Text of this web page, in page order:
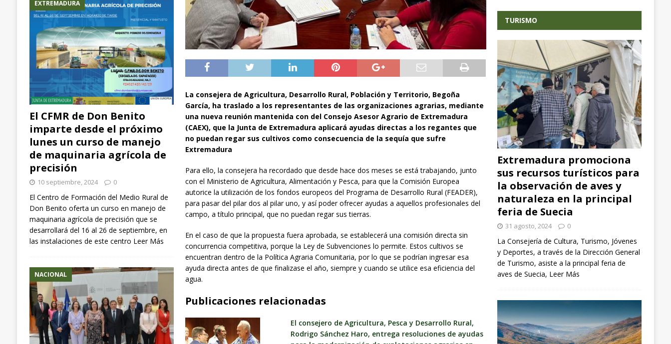
La consejera de Agricultura, Desarrollo Rural, Población y Territorio, Begoña
García, ha traslado a los representantes de las organizaciones agrarias, mediante
una nueva reunión mantenida con del Consejo Asesor Agrario de Extremadura
(CAEX), que la Junta de Extremadura aplicará ayudas directas a los regantes que
no puedan regar sus cultivos como consecuencia de la sequía que sufre
Extremadura
Para ello, la consejera ha recordado que desde hace dos meses se está trabajando, junto
con el Ministerio de Agricultura, Alimentación y Pesca, para que la Comisión Europea
autorice la utilización de los fondos europeos del Programa de Desarrollo Rural (FEADER),
para pasar del pilar dos al pilar uno, y así poder ofrecer ayudas a aquellos profesionales del
campo, a título principal, que no puedan regar sus tierras.
En el caso de que la propuesta fuera aprobada, se establecerá una comisión directa sin
concurrencia competitiva, porque la Ley de Subvenciones lo permite. Estos cultivos se
encuentran dentro de la Política Agraria Comunitaria, por lo que se podrían ingresar esa
ayuda directa antes de que finalizase el año, siempre y cuando se utilice esa eficiencia del
agua.
Publicaciones relacionadas
El consejero de Agricultura, Pesca y Desarrollo Rural,
Rodrigo Sánchez Haro, entrega resoluciones de ayudas
EXTREMADURA
El CFMR de Don Benito
imparte desde el próximo
lunes un curso de manejo
de maquinaria agrícola de
precisión
10 septiembre, 2024 0
El Centro de Formación del Medio Rural de
Don Benito oferta un curso en manejo de
maquinaria agrícola de precisión que se
desarrollará del 16 al 26 de septiembre, en
las instalaciones de este centro Leer Más
NACIONAL
TURISMO
Extremadura promociona
sus recursos turísticos para
la observación de aves y
naturaleza en la principal
feria de Suecia
31 agosto, 2024 0
La Consejería de Cultura, Turismo, Jóvenes
y Deportes, a través de la Dirección General
de Turismo, asiste a la principal feria de
aves de Suecia, Leer Más